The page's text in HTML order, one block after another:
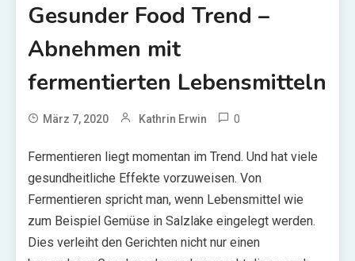
Gesunder Food Trend –
Abnehmen mit
fermentierten Lebensmitteln
März 7, 2020 Kathrin Erwin 0
Fermentieren liegt momentan im Trend. Und hat viele
gesundheitliche Effekte vorzuweisen. Von
Fermentieren spricht man, wenn Lebensmittel wie
zum Beispiel Gemüse in Salzlake eingelegt werden.
Dies verleiht den Gerichten nicht nur einen